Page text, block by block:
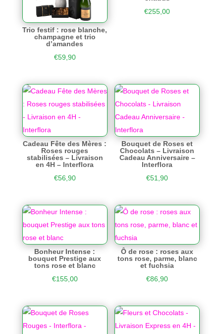
Trio festif : rose blanche,
champagne et trio
d’amandes
€59,90
€255,00
Cadeau Fête des Mères :
Roses rouges
stabilisées – Livraison
en 4H – Interflora
€56,90
Bouquet de Roses et
Chocolats – Livraison
Cadeau Anniversaire –
Interflora
€51,90
Bonheur Intense :
bouquet Prestige aux
tons rose et blanc
€155,00
Ô de rose : roses aux
tons rose, parme, blanc
et fuchsia
€86,90